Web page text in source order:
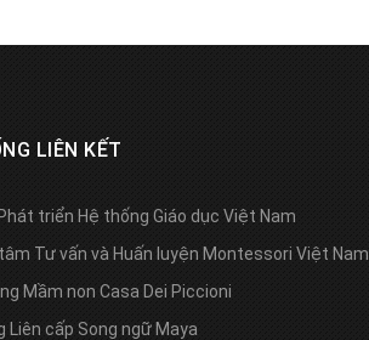
LIÊN KẾT
triển Hệ thống Giáo dục Việt Nam
Tư vấn và Huấn luyện Montessori Việt Nam
Mầm non Casa Dei Piccioni
Liên cấp Song ngữ Maya